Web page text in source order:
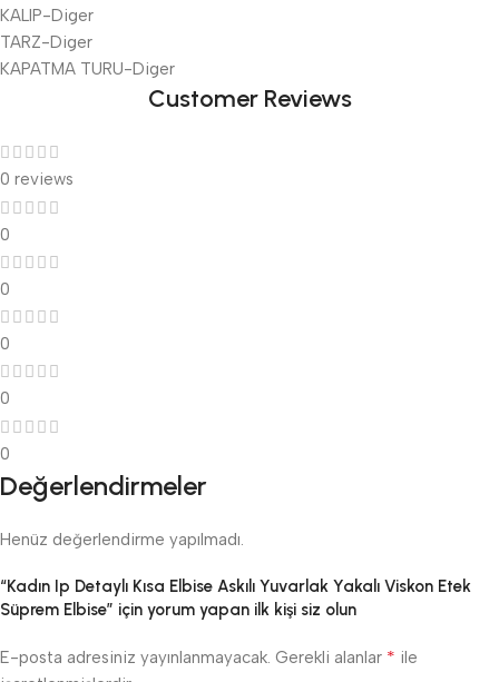
KALIP-Diger
TARZ-Diger
KAPATMA TURU-Diger
Customer Reviews
0 reviews
0
0
0
0
0
Değerlendirmeler
Henüz değerlendirme yapılmadı.
“Kadın Ip Detaylı Kısa Elbise Askılı Yuvarlak Yakalı Viskon Etek
Süprem Elbise” için yorum yapan ilk kişi siz olun
E-posta adresiniz yayınlanmayacak. Gerekli alanlar * ile